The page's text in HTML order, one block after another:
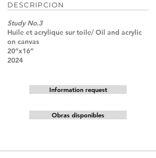
DESCRIPCION
Study No.3
Huile et acrylique sur toile/ Oil and acrylic
on canvas
20”x16”
2024
Information request
Obras disponibles